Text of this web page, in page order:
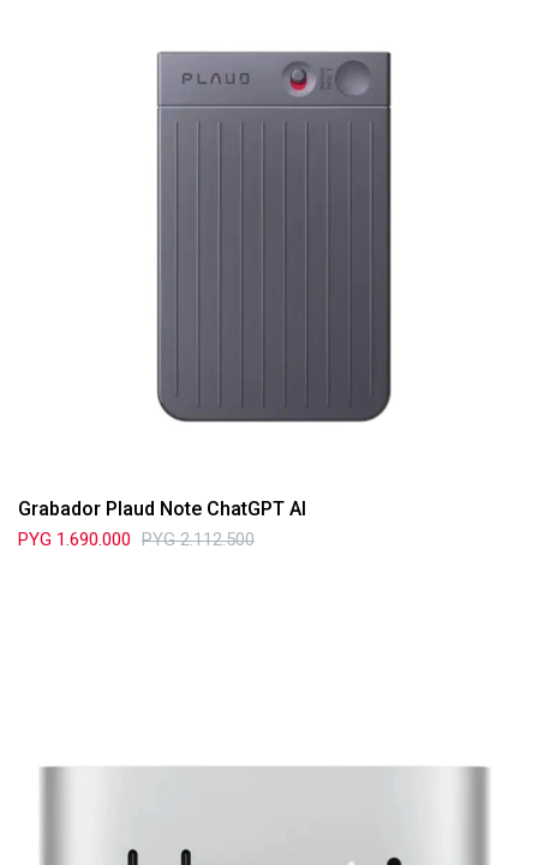
Grabador Plaud Note ChatGPT AI
PYG 1.690.000 PYG 2.112.500